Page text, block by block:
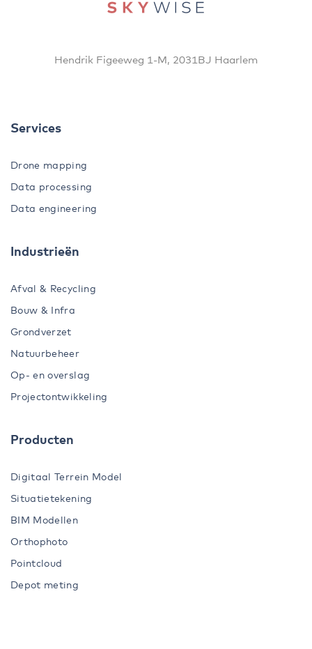
Hendrik Figeeweg 1-M, 2031BJ Haarlem
Services
Drone mapping
Data processing
Data engineering
Industrieën
Afval & Recycling
Bouw & Infra
Grondverzet
Natuurbeheer
Op- en overslag
Projectontwikkeling
Producten
Digitaal Terrein Model
Situatietekening
BIM Modellen
Orthophoto
Pointcloud
Depot meting